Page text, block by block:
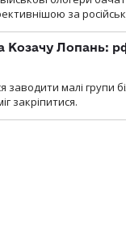
за
Козачу Лопань:
малі групи
закріпитися.